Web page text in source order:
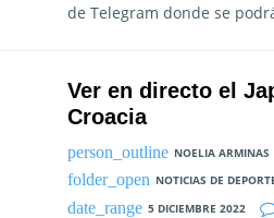
de Telegram donde se
Ver en directo el
Croacia
NOELIA ARMINAS
NOTICIAS DE
5 DICIEMBRE 2022